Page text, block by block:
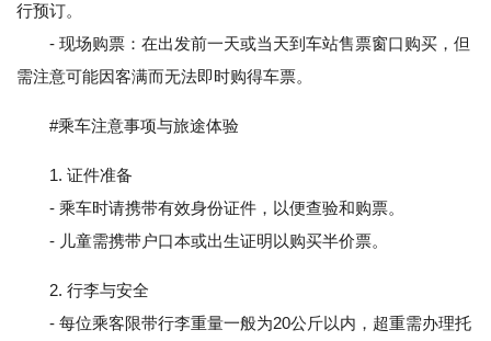
行预订。
- 现场购票：在出发前一天或当天到车站售票窗口购买，但
需注意可能因客满而无法即时购得车票。
#乘车注意事项与旅途体验
1. 证件准备
- 乘车时请携带有效身份证件，以便查验和购票。
- 儿童需携带户口本或出生证明以购买半价票。
2. 行李与安全
- 每位乘客限带行李重量一般为20公斤以内，超重需办理托